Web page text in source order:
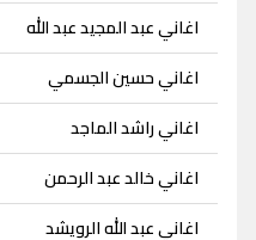
اغاني عبد المجيد عبد الله
اغاني حسين الجسمي
اغاني راشد الماجد
اغاني خالد عبد الرحمن
اغاني عبد الله الرويشد